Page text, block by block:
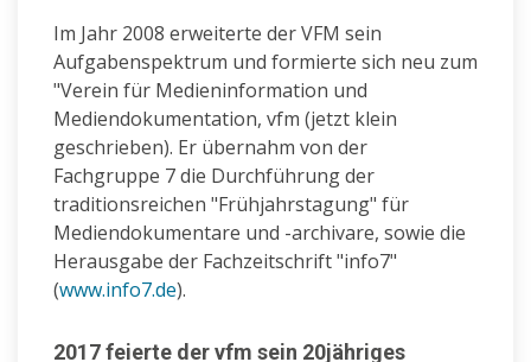
Im Jahr 2008 erweiterte der VFM sein
Aufgabenspektrum und formierte sich neu zum
"Verein für Medieninformation und
Mediendokumentation, vfm (jetzt klein
geschrieben). Er übernahm von der
Fachgruppe 7 die Durchführung der
traditionsreichen "Frühjahrstagung" für
Mediendokumentare und -archivare, sowie die
Herausgabe der Fachzeitschrift "info7"
(www.info7.de).
2017 feierte der vfm sein 20jähriges